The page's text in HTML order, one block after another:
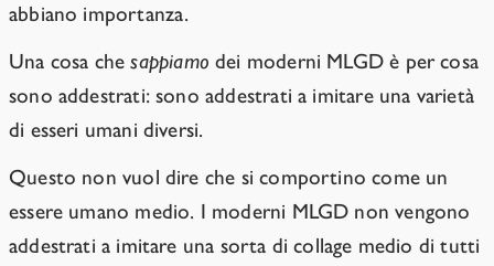
abbiano importanza.
Una cosa chesappiamo dei moderni MLGD è per cosa
sono addestrati: sono addestrati a imitare una varietà
di esseri umani diversi.
Questo non vuol dire che si comportino come un
essere umano medio. I moderni MLGD non vengono
addestrati a imitare una sorta di collage medio di tutti